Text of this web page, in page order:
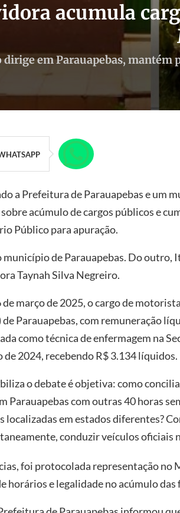
acumula
em Parauapebas, mantém
a Prefeitura de Parauapebas e um
acúmulo de cargos públicos e
Público para apuração.
município de Parauapebas. Do outro,
Taynah Silva Negreiro.
de março de 2025, o cargo de
de Parauapebas, com remuneração
como técnica de enfermagem na
de 2024, recebendo R$ 3.134 líquidos.
o debate é objetiva: como
Parauapebas com outras 40 horas
localizadas em estados diferentes?
conduzir veículos oficiais
foi protocolada representação no
horários e legalidade no acúmulo das